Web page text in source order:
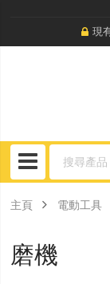
現
主頁 電動工具
磨機